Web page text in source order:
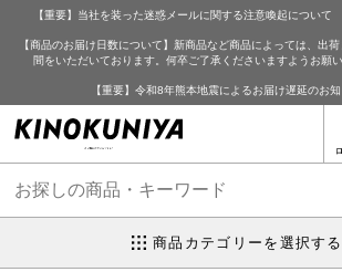
【重要】当社を装った迷惑メールに関する注意喚起について
【商品のお届け日数について】新商品など商品によっては、出
間をいただいております。何卒ご了承くださいますようお願い
【重要】令和8年熊本地震によるお届け遅延のお
商品カテゴリーを選択する